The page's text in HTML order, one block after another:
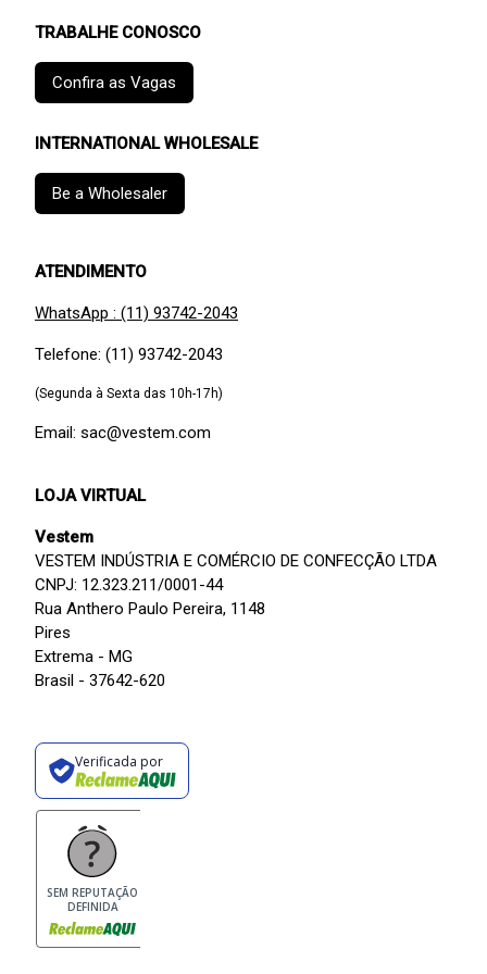
TRABALHE CONOSCO
Confira as Vagas
INTERNATIONAL WHOLESALE
Be a Wholesaler
ATENDIMENTO
WhatsApp : (11) 93742-2043
Telefone: (11) 93742-2043
(Segunda à Sexta das 10h-17h)
Email: sac@vestem.com
LOJA VIRTUAL
Vestem
VESTEM INDÚSTRIA E COMÉRCIO DE CONFECÇÃO LTDA
CNPJ: 12.323.211/0001-44
Rua Anthero Paulo Pereira, 1148
Pires
Extrema - MG
Brasil - 37642-620
Verificada por
SEM REPUTAÇÃO
DEFINIDA